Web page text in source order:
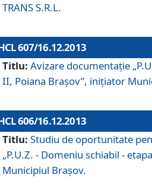
TRANS S.R.L.
607/16.12.2013
Titlu: Avizare documentaţie
II, Poiana Braşov”, iniţiator
606/16.12.2013
Titlu: Studiu de oportunitate
„P.U.Z. - Domeniu schiabil -
Municipiul Braşov.